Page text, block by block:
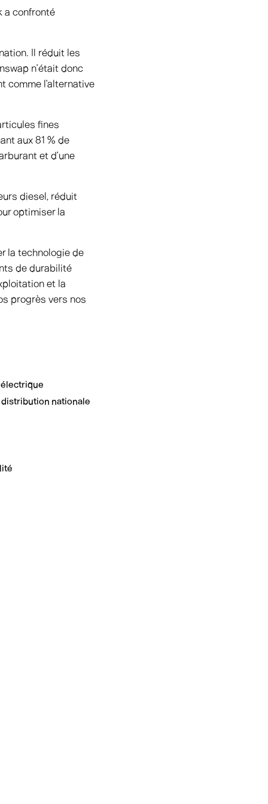
a confronté
Il réduit les
n’était donc
comme l’alternative
fines
aux 81 % de
et d’une
diesel, réduit
optimiser la
la technologie de
de durabilité
et la
progrès vers nos
nationale